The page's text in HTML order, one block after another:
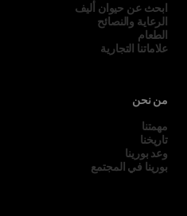
ابحث عن حيوان أليف
الرعاية والنصائح
الطعام
علاماتنا التجارية
من نحن
مهمتنا
تاريخنا
وعد بورينا
بورينا في المجتمع